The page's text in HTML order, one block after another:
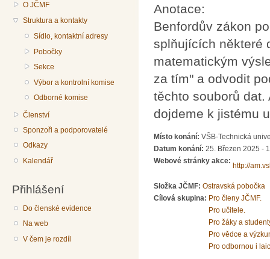
O JČMF
Struktura a kontakty
Sídlo, kontaktní adresy
Pobočky
Sekce
Výbor a kontrolní komise
Odborné komise
Členství
Sponzoři a podporovatelé
Odkazy
Kalendář
Přihlášení
Do členské evidence
Na web
V čem je rozdíl
Anotace:
Benfordův zákon
splňujících některé
matematickým
za tím" a odvodit
těchto souborů
dojdeme k jistému
Místo konání: VŠB-Technická
Datum konání: 25. Březen 2025 -
Webové stránky akce:
http://
Složka JČMF: Ostravská pobočka
Cílová skupina: Pro členy JČMF.
Pro učitele.
Pro žáky a
Pro vědce a
Pro odbornou i